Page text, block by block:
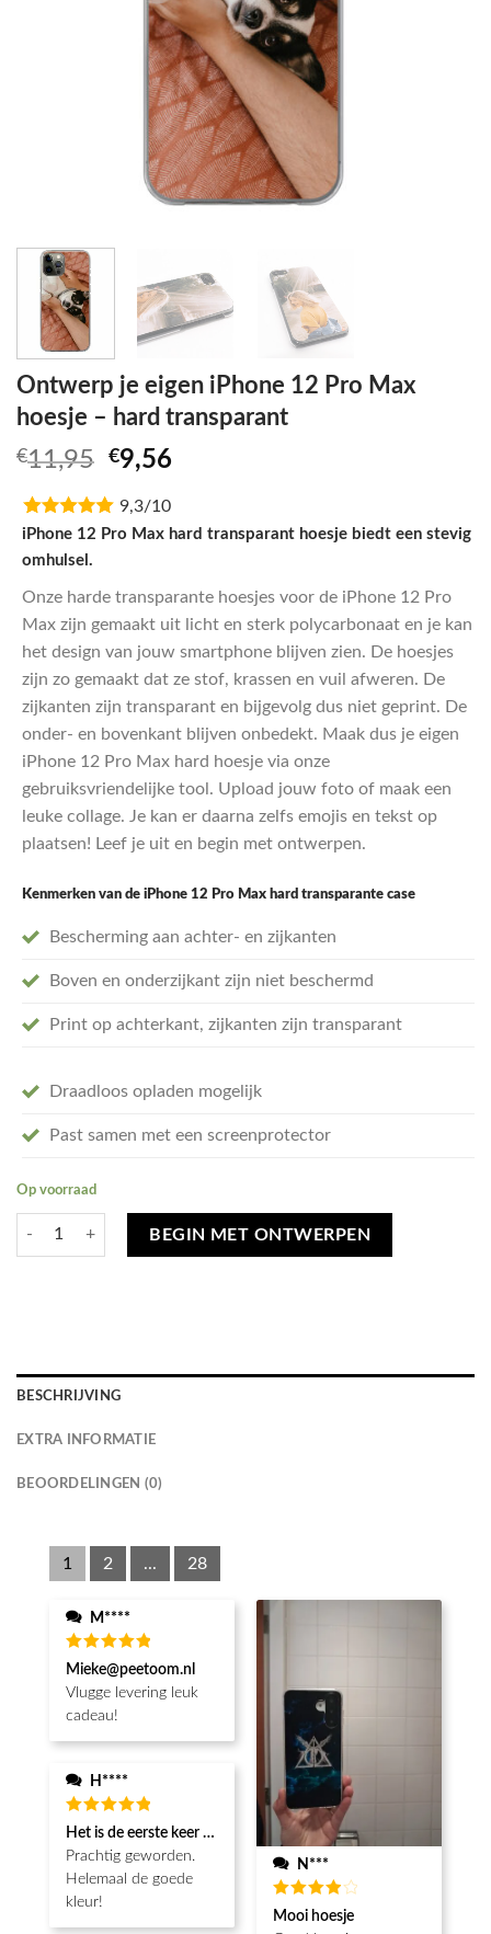
Ontwerp je eigen iPhone 12 Pro Max
hoesje – hard transparant
€11,95 Oorspronkelijke
was:
€11,95.
€9,56
€9,56.
9,3/10
iPhone 12 Pro Max hard transparant hoesje biedt een stevig
omhulsel.
Onze harde transparante hoesjes voor de iPhone 12 Pro
Max zijn gemaakt uit licht en sterk polycarbonaat en je kan
het design van jouw smartphone blijven zien. De hoesjes
zijn zo gemaakt dat ze stof, krassen en vuil afweren. De
zijkanten zijn transparant en bijgevolg dus niet geprint. De
onder- en bovenkant blijven onbedekt. Maak dus je eigen
iPhone 12 Pro Max hard hoesje via onze
gebruiksvriendelijke tool. Upload jouw foto of maak een
leuke collage. Je kan er daarna zelfs emojis en tekst op
plaatsen! Leef je uit en begin met ontwerpen.
Kenmerken van de iPhone 12 Pro Max hard transparante case
Bescherming aan achter- en zijkanten
Boven en onderzijkant zijn niet beschermd
Print op achterkant, zijkanten zijn transparant
Draadloos opladen mogelijk
Past samen met een screenprotector
Op voorraad
Ontwerp je eigen iPhone 12 Pro Max hoesje - hard transparant aantal
BEGIN MET ONTWERPEN
BESCHRIJVING
EXTRA INFORMATIE
BEOORDELINGEN (0)
1 2 ... 28
M****
Waardering
5uit 5
Mieke@peetoom.nl
Vlugge levering leuk
cadeau!
H****
Waardering
5uit 5
Het is de eerste keer dat ik een fotohoesje en het is prachtig!!
Prachtig geworden.
Helemaal de goede
kleur!
N***
Waardering
4 uit 5
Mooi hoesje